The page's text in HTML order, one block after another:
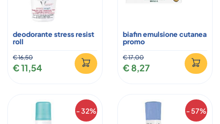
deodorante stress resist
roll
€ 16,50
€ 11,54
biafin emulsione cutanea
promo
€ 17,00
€ 8,27
- 32% - 57%